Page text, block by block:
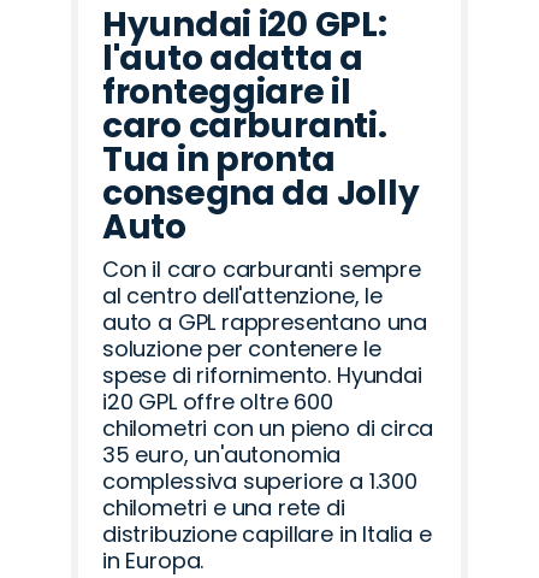
Hyundai i20 GPL:
l'auto adatta a
fronteggiare il
caro carburanti.
Tua in pronta
consegna da Jolly
Auto
Con il caro carburanti sempre
al centro dell'attenzione, le
auto a GPL rappresentano una
soluzione per contenere le
spese di rifornimento. Hyundai
i20 GPL offre oltre 600
chilometri con un pieno di circa
35 euro, un'autonomia
complessiva superiore a 1.300
chilometri e una rete di
distribuzione capillare in Italia e
in Europa.